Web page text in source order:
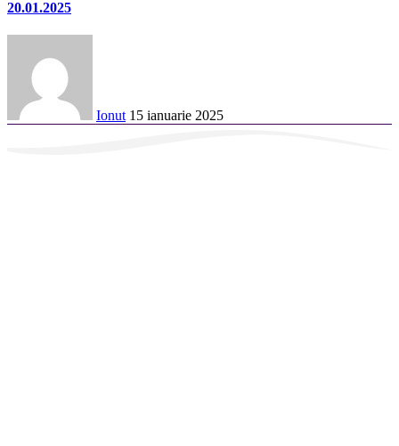
20.01.2025
Ionut 15 ianuarie 2025